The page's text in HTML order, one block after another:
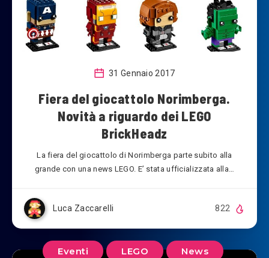
31 Gennaio 2017
Fiera del giocattolo Norimberga.
Novità a riguardo dei LEGO
BrickHeadz
La fiera del giocattolo di Norimberga parte subito alla
grande con una news LEGO. E’ stata ufficializzata alla…
Luca Zaccarelli 822
Eventi LEGO News